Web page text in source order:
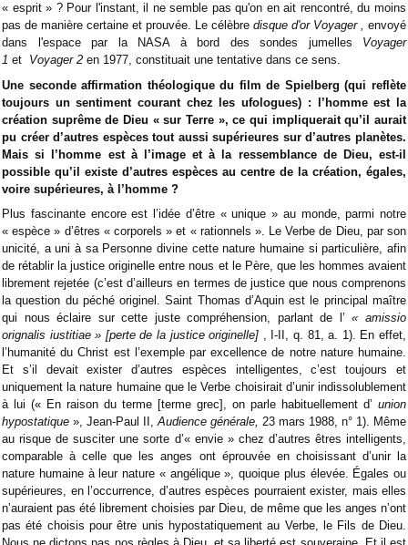
« esprit » ? Pour l'instant, il ne semble pas qu'on en ait rencontré, du moins
pas de manière certaine et prouvée. Le célèbre disque d'or Voyager , envoyé
dans l'espace par la NASA à bord des sondes jumelles Voyager
1 et Voyager 2 en 1977, constituait une tentative dans ce sens.
Une seconde affirmation théologique du film de Spielberg (qui reflète
toujours un sentiment courant chez les ufologues) : l’homme est la
création suprême de Dieu « sur Terre », ce qui impliquerait qu’il aurait
pu créer d’autres espèces tout aussi supérieures sur d’autres planètes.
Mais si l’homme est à l’image et à la ressemblance de Dieu, est-il
possible qu’il existe d’autres espèces au centre de la création, égales,
voire supérieures, à l’homme ?
Plus fascinante encore est l’idée d’être « unique » au monde, parmi notre
« espèce » d’êtres « corporels » et « rationnels ». Le Verbe de Dieu, par son
unicité, a uni à sa Personne divine cette nature humaine si particulière, afin
de rétablir la justice originelle entre nous et le Père, que les hommes avaient
librement rejetée (c’est d’ailleurs en termes de justice que nous comprenons
la question du péché originel. Saint Thomas d’Aquin est le principal maître
qui nous éclaire sur cette juste compréhension, parlant de l’« amissio
orignalis iustitiae » [perte de la justice originelle] , I-II, q. 81, a. 1). En effet,
l’humanité du Christ est l’exemple par excellence de notre nature humaine.
Et s’il devait exister d’autres espèces intelligentes, c’est toujours et
uniquement la nature humaine que le Verbe choisirait d’unir indissolublement
à lui (« En raison du terme [terme grec], on parle habituellement d’ union
hypostatique », Jean-Paul II, Audience générale, 23 mars 1988, n° 1). Même
au risque de susciter une sorte d’« envie » chez d’autres êtres intelligents,
comparable à celle que les anges ont éprouvée en choisissant d’unir la
nature humaine à leur nature « angélique », quoique plus élevée. Égales ou
supérieures, en l’occurrence, d’autres espèces pourraient exister, mais elles
n’auraient pas été librement choisies par Dieu, de même que les anges n’ont
pas été choisis pour être unis hypostatiquement au Verbe, le Fils de Dieu.